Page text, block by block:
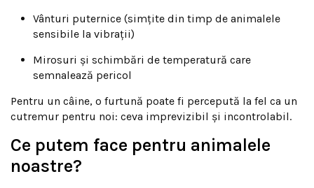
Vânturi puternice (simțite din timp de animalele
sensibile la vibrații)
Mirosuri și schimbări de temperatură care
semnalează pericol
Pentru un câine, o furtună poate fi percepută la fel ca un
cutremur pentru noi: ceva imprevizibil și incontrolabil.
Ce putem face pentru animalele
noastre?